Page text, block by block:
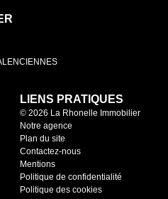
LIENS PRATIQUES
© 2026 La Rhonelle Immobilier
Notre agence
Plan du site
Contactez-nous
Mentions
Politique de confidentialité
Politique des cookies